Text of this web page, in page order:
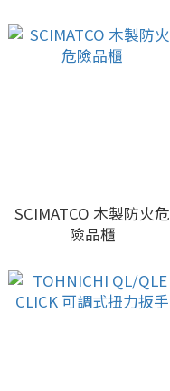
SCIMATCO 木製防火危
險品櫃